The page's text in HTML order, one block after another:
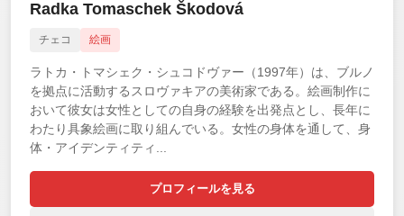
Radka Tomaschek Škodová
チェコ 絵画
ラトカ・トマシェク・シュコドヴァー（1997年）は、ブルノ
を拠点に活動するスロヴァキアの美術家である。絵画制作に
おいて彼女は女性としての自身の経験を出発点とし、長年に
わたり具象絵画に取り組んでいる。女性の身体を通して、身
体・アイデンティティ...
プロフィールを見る